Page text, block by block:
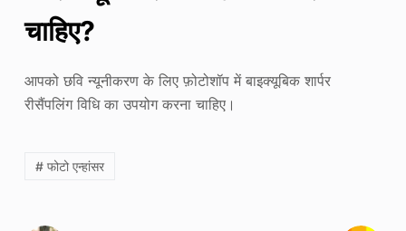
चाहिए?
आपको छवि न्यूनीकरण के लिए फ़ोटोशॉप में बाइक्यूबिक शार्पर
रीसैंपलिंग विधि का उपयोग करना चाहिए।
# फोटो एन्हांसर